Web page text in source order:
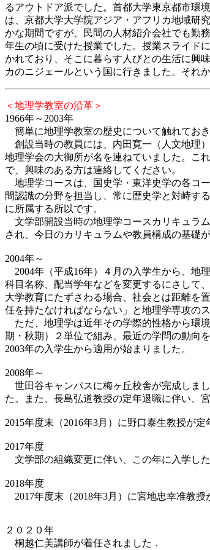
るアウトドア派でした。 首都大学東京都市環
は、京都大学大学院アジア・アフリカ地域研
かな期間ですが、民間の人材紹介会社でも勤
年生の頃に受けた授業でした。授業スライド
かれており、そこに暮らす人びとの生活に興
カのニジェールという国に行きました。それ
＜地理学教室の沿革＞
1966年～2003年
簡単に地理学教室の歴史について触れてお
創設当時の教員には、内田寛一（人文地理
地理学会の大御所が名を連ねていました。こ
で、興味のある方は連絡してください。
地理学コースは、国史学・東洋史学の各コ
間認識の分野を担当し、常に歴史学と対峙す
に所属する所以です。
文学部開設当時の地理学コースカリキュラ
され、今日のカリキュラムや教員構成の基礎
2004年～
2004年（平成16年）４月の入学生から、地
科目名称、配当学年などを変更するにさして
大学教育にたずさわる場合、社会とは距離を
任を持たなければならない」と地理学専攻の
ただ、地理学は近年その学際的性格から環
期・秋期）２単位で組み、最近の学問の動向
2003年の入学生から適用が始まりました。
2008年～
世田谷キャンパスに梅ヶ丘校舎が完成しま
た。また、長島弘道教授の定年退職に伴い、
2015年度末（2016年3月）に野口泰生教授が定
2017年度
文学部の組織変更に伴い、この年に入学し
2018年度
2017年度末（2018年3月）に宮地忠幸准教授
２０２０年
桐越仁美講師が着任されました．